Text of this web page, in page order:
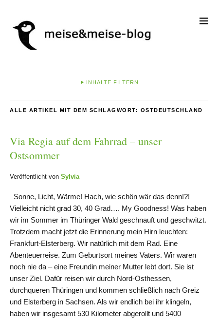
INHALTE FILTERN
ALLE ARTIKEL MIT DEM SCHLAGWORT: OSTDEUTSCHLAND
Via Regia auf dem Fahrrad – unser
Ostsommer
Veröffentlicht von Sylvia
Sonne, Licht, Wärme! Hach, wie schön wär das denn!?!
Vielleicht nicht grad 30, 40 Grad…. My Goodness! Was haben
wir im Sommer im Thüringer Wald geschnauft und geschwitzt.
Trotzdem macht jetzt die Erinnerung mein Hirn leuchten:
Frankfurt-Elsterberg. Wir natürlich mit dem Rad. Eine
Abenteuerreise. Zum Geburtsort meines Vaters. Wir waren
noch nie da – eine Freundin meiner Mutter lebt dort. Sie ist
unser Ziel. Dafür reisen wir durch Nord-Osthessen,
durchqueren Thüringen und kommen schließlich nach Greiz
und Elsterberg in Sachsen. Als wir endlich bei ihr klingeln,
haben wir insgesamt 530 Kilometer abgerollt und 5400